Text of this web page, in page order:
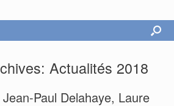
Actualités 2018
Paul Delahaye, Laure